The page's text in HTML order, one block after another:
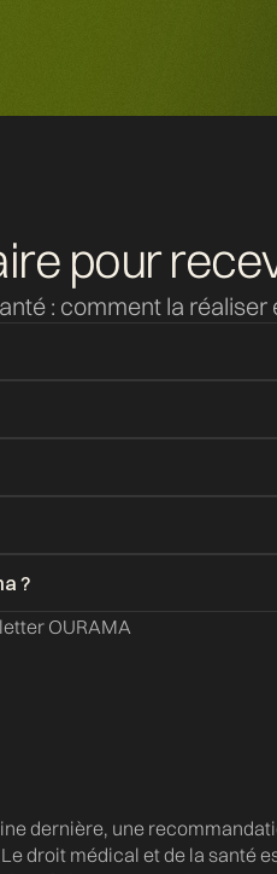
pour
: comment la
OURAMA
dernière, une
droit médical et de la santé